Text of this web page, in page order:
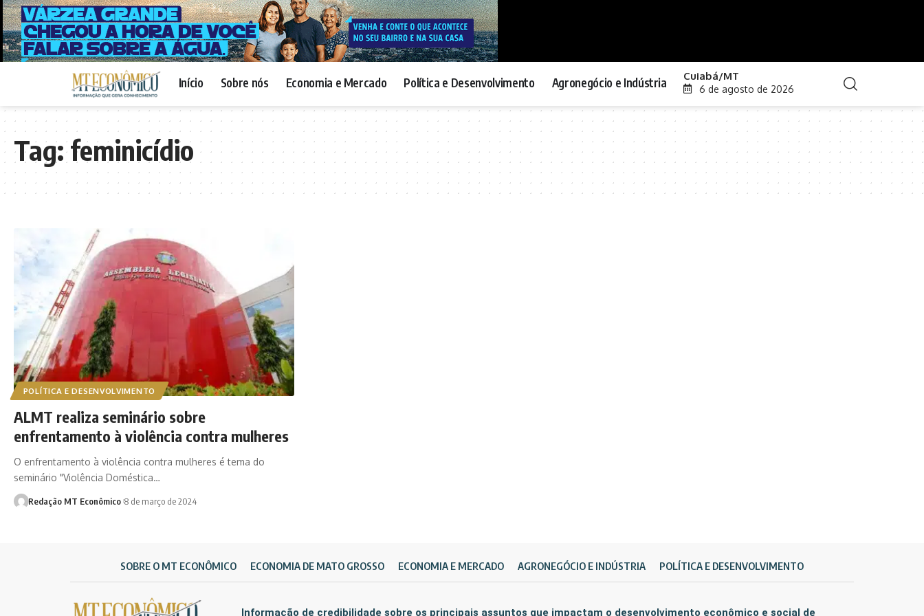
Início Sobre nós Economia e Mercado Política e Desenvolvimento Agronegócio e Indústria Cuiabá/MT
6 de agosto de 2026
Tag:feminicídio
POLÍTICA E DESENVOLVIMENTO
ALMT realiza seminário sobre
enfrentamento à violência contra mulheres
O enfrentamento à violência contra mulheres é tema do
seminário "Violência Doméstica…
Redação MT Econômico 8 de março de 2024
SOBRE O MT ECONÔMICO ECONOMIA DE MATO GROSSO ECONOMIA E MERCADO AGRONEGÓCIO E INDÚSTRIA POLÍTICA E DESENVOLVIMENTO
Informação de credibilidade sobre os principais assuntos que impactam o desenvolvimento econômico e social de